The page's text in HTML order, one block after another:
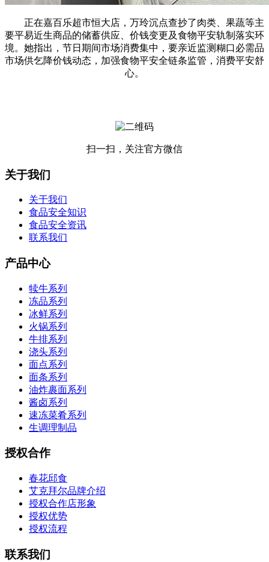
正在嘉百乐超市恒大店，万玲沉点查抄了肉类、果蔬等主
要平易近生商品的储蓄供应、价钱变更及食物平安轨制落实环
境。她指出，节日期间市场消费集中，要亲近监测糊口必需品
市场供乞降价钱动态，加强食物平安全链条监管，消费平安舒
心。
扫一扫，关注官方微信
关于我们
关于我们
食品安全知识
食品安全资讯
联系我们
产品中心
犊牛系列
冻品系列
冰鲜系列
火锅系列
牛排系列
浇头系列
面点系列
面条系列
油炸裹面系列
酱卤系列
速冻菜肴系列
生调理制品
授权合作
春花邱食
艾克拜尔品牌介绍
授权合作店形象
授权优势
授权流程
联系我们